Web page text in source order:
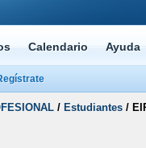
Calendario Ayuda
/ Estudiantes /